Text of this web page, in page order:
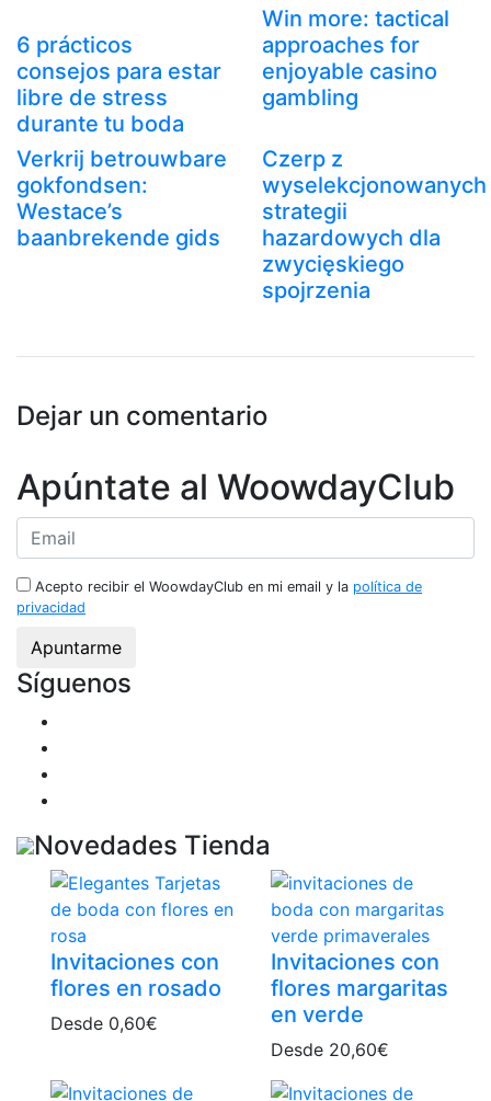
6 prácticos
consejos para estar
libre de stress
durante tu boda
Win more: tactical
approaches for
enjoyable casino
gambling
Verkrij betrouwbare
gokfondsen:
Westace’s
baanbrekende gids
Czerp z
wyselekcjonowanych
strategii
hazardowych dla
zwycięskiego
spojrzenia
Dejar un comentario
Apúntate al WoowdayClub
Acepto recibir el WoowdayClub en mi email y la política de
privacidad
Síguenos
Novedades Tienda
Invitaciones con
flores en rosado
Desde 0,60€
Invitaciones con
flores margaritas
en verde
Desde 20,60€